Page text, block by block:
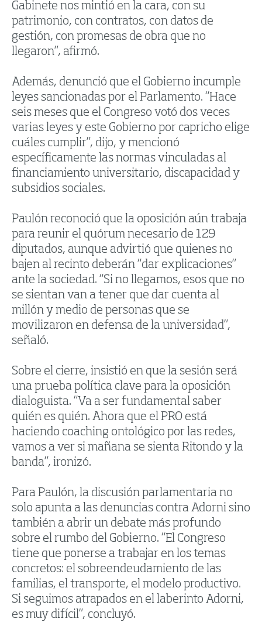
Gabinete nos mintió en la cara, con su
patrimonio, con contratos, con datos de
gestión, con promesas de obra que no
llegaron”, afirmó.
Además, denunció que el Gobierno incumple
leyes sancionadas por el Parlamento. “Hace
seis meses que el Congreso votó dos veces
varias leyes y este Gobierno por capricho elige
cuáles cumplir”, dijo, y mencionó
específicamente las normas vinculadas al
financiamiento universitario, discapacidad y
subsidios sociales.
Paulón reconoció que la oposición aún trabaja
para reunir el quórum necesario de 129
diputados, aunque advirtió que quienes no
bajen al recinto deberán “dar explicaciones”
ante la sociedad. “Si no llegamos, esos que no
se sientan van a tener que dar cuenta al
millón y medio de personas que se
movilizaron en defensa de la universidad”,
señaló.
Sobre el cierre, insistió en que la sesión será
una prueba política clave para la oposición
dialoguista. “Va a ser fundamental saber
quién es quién. Ahora que el PRO está
haciendo coaching ontológico por las redes,
vamos a ver si mañana se sienta Ritondo y la
banda”, ironizó.
Para Paulón, la discusión parlamentaria no
solo apunta a las denuncias contra Adorni sino
también a abrir un debate más profundo
sobre el rumbo del Gobierno. “El Congreso
tiene que ponerse a trabajar en los temas
concretos: el sobreendeudamiento de las
familias, el transporte, el modelo productivo.
Si seguimos atrapados en el laberinto Adorni,
es muy difícil”, concluyó.